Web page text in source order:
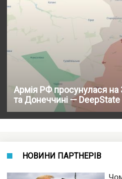
Армія РФ просунулася на
та Донеччині — DeepState
НОВИНИ ПАРТНЕРІВ